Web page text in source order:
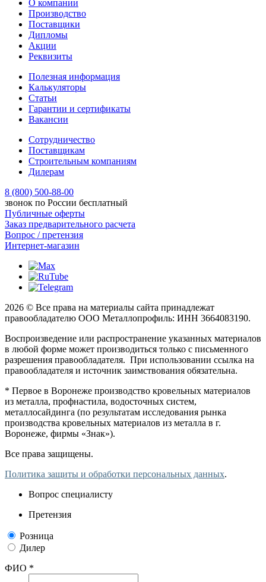
О компании
Производство
Поставщики
Дипломы
Акции
Реквизиты
Полезная информация
Калькуляторы
Статьи
Гарантии и сертификаты
Вакансии
Сотрудничество
Поставщикам
Строительным компаниям
Дилерам
8 (800) 500-88-00
звонок по России бесплатный
Публичные оферты
Заказ предварительного расчета
Вопрос / претензия
Интернет-магазин
2026 © Все права на материалы сайта принадлежат
правообладателю ООО Металлопрофиль: ИНН 3664083190.
Воспроизведение или распространение указанных материалов
в любой форме может производиться только с письменного
разрешения правообладателя. При использовании ссылка на
правообладателя и источник заимствования обязательна.
* Первое в Воронеже производство кровельных материалов
из металла, профнастила, водосточных систем,
металлосайдинга (по результатам исследования рынка
производства кровельных материалов из металла в г.
Воронеже, фирмы «Знак»).
Все права защищены.
Политика защиты и обработки персональных данных.
Вопрос специалисту
Претензия
Розница
Дилер
ФИО *